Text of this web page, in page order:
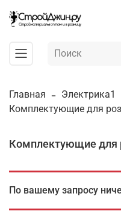
Главная Электрика1
Комплектующие для
Комплектующие для
По вашему запросу